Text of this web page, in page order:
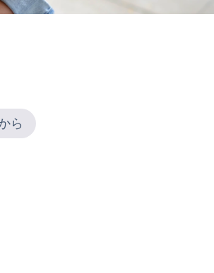
ら